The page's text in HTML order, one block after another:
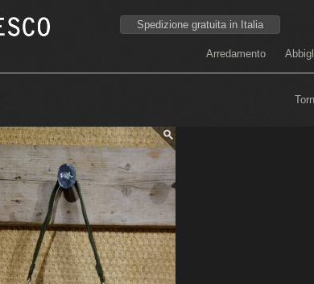
Spedizione gratuita in Italia
Arredamento